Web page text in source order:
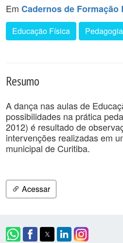
Em Cadernos de Formação
Educação Física Pedagogia
Resumo
A dança nas aulas de
possibilidades na prática
2012) é resultado de
intervenções realizadas em
municipal de Curitiba.
Acessar